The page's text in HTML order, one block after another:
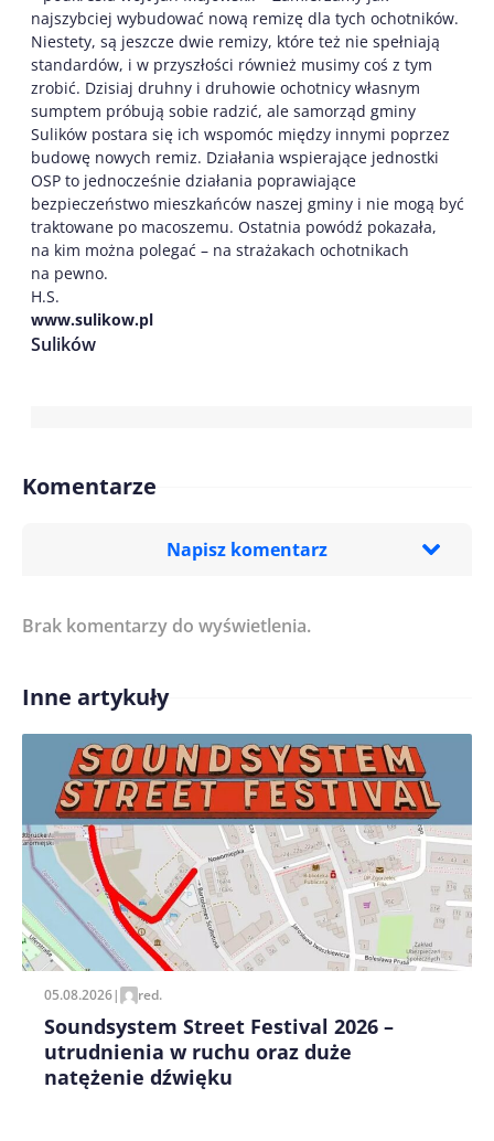
najszybciej wybudować nową remizę dla tych ochotników.
Niestety, są jeszcze dwie remizy, które też nie spełniają
standardów, i w przyszłości również musimy coś z tym
zrobić. Dzisiaj druhny i druhowie ochotnicy własnym
sumptem próbują sobie radzić, ale samorząd gminy
Sulików postara się ich wspomóc między innymi poprzez
budowę nowych remiz. Działania wspierające jednostki
OSP to jednocześnie działania poprawiające
bezpieczeństwo mieszkańców naszej gminy i nie mogą być
traktowane po macoszemu. Ostatnia powódź pokazała,
na kim można polegać – na strażakach ochotnikach
na pewno.
H.S.
www.sulikow.pl
Sulików
Komentarze
Napisz komentarz
Treść komentarza*
Imię/ Nick*
Zapamiętaj moje dane w tej przeglądarce podczas
pisania kolejnych komentarzy.
Brak komentarzy do wyświetlenia.
Inne artykuły
05.08.2026| red.
Soundsystem Street Festival 2026 –
utrudnienia w ruchu oraz duże
natężenie dźwięku